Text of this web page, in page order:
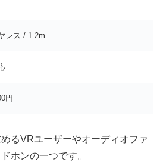
レス / 1.2m
円
るVRユーザーやオーディオファ
ホンの一つです。